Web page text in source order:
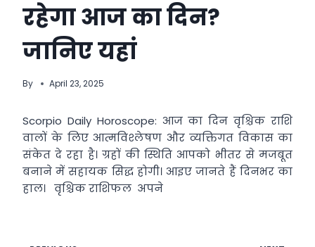
रहेगा आज का दिन?
जानिए यहां
By April 23, 2025
Scorpio Daily Horoscope: आज का दिन वृश्चिक राशि
वालों के लिए आत्मविश्लेषण और व्यक्तिगत विकास का
संकेत दे रहा है। ग्रहों की स्थिति आपको भीतर से मजबूत
बनाने में सहायक सिद्ध होगी। आइए जानते हैं दिनभर का
हाल। वृश्चिक राशिफल अपने